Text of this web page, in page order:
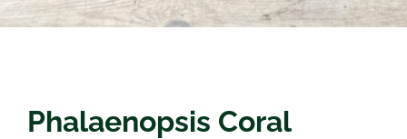
Phalaenopsis Coral